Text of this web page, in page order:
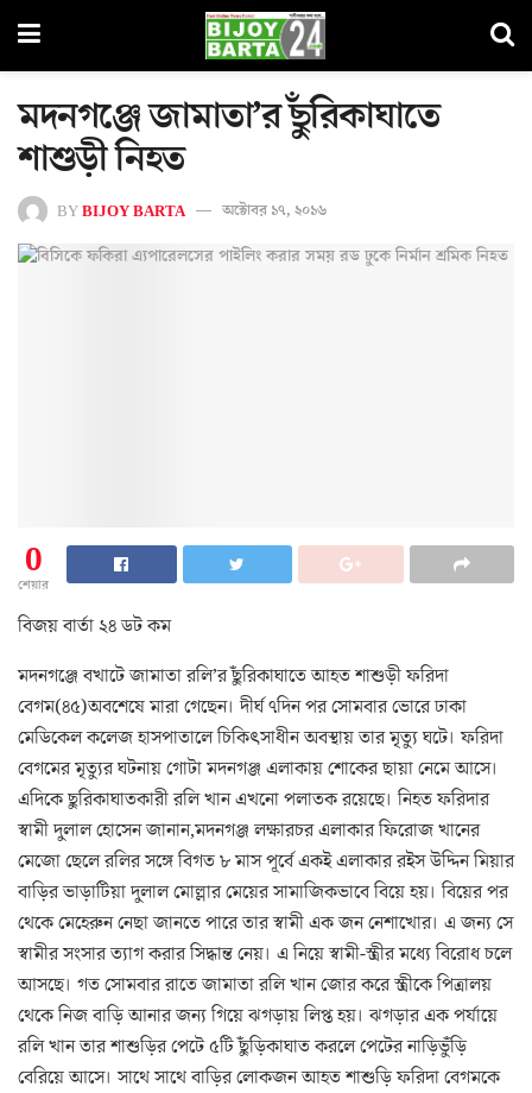
মদনগঞ্জে জামাতা’র ছুঁরিকাঘাতে
শাশুড়ী নিহত
BYBIJOY BARTA অক্টোবর ১৭, ২০১৬
0
শেয়ার
বিজয় বার্তা ২৪ ডট কম
মদনগঞ্জে বখাটে জামাতা রলি’র ছুঁরিকাঘাতে আহত শাশুড়ী ফরিদা
বেগম(৪৫)অবশেষে মারা গেছেন। দীর্ঘ ৭দিন পর সোমবার ভোরে ঢাকা
মেডিকেল কলেজ হাসপাতালে চিকিৎসাধীন অবস্থায় তার মৃত্যু ঘটে। ফরিদা
বেগমের মৃত্যুর ঘটনায় গোটা মদনগঞ্জ এলাকায় শোকের ছায়া নেমে আসে।
এদিকে ছুরিকাঘাতকারী রলি খান এখনো পলাতক রয়েছে। নিহত ফরিদার
স্বামী দুলাল হোসেন জানান,মদনগঞ্জ লক্ষারচর এলাকার ফিরোজ খানের
মেজো ছেলে রলির সঙ্গে বিগত ৮ মাস পূর্বে একই এলাকার রইস উদ্দিন মিয়ার
বাড়ির ভাড়াটিয়া দুলাল মোল্লার মেয়ের সামাজিকভাবে বিয়ে হয়। বিয়ের পর
থেকে মেহেরুন নেছা জানতে পারে তার স্বামী এক জন নেশাখোর। এ জন্য সে
স্বামীর সংসার ত্যাগ করার সিদ্ধান্ত নেয়। এ নিয়ে স্বামী-স্ত্রীর মধ্যে বিরোধ চলে
আসছে। গত সোমবার রাতে জামাতা রলি খান জোর করে স্ত্রীকে পিত্রালয়
থেকে নিজ বাড়ি আনার জন্য গিয়ে ঝগড়ায় লিপ্ত হয়। ঝগড়ার এক পর্যায়ে
রলি খান তার শাশুড়ির পেটে ৫টি ছুঁড়িকাঘাত করলে পেটের নাড়িভুঁড়ি
বেরিয়ে আসে। সাথে সাথে বাড়ির লোকজন আহত শাশুড়ি ফরিদা বেগমকে